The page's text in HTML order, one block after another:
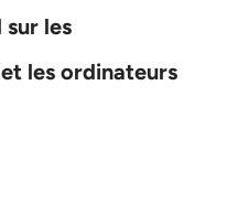
les
les ordinateurs